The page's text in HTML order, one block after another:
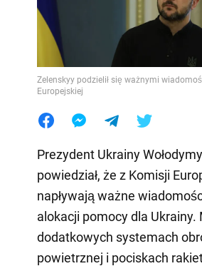
Zelenskyy podzielił się ważnymi
Europejskiej
Prezydent Ukrainy
powiedział, że z Komisji
napływają ważne
alokacji pomocy dla Ukrainy.
dodatkowych systemach
powietrznej i pociskach